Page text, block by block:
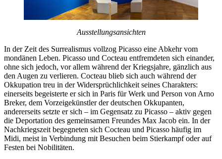
Ausstellungsansichten
In der Zeit des Surrealismus vollzog Picasso eine Abkehr vom
mondänen Leben. Picasso und Cocteau entfremdeten sich einander,
ohne sich jedoch, vor allem während der Kriegsjahre, gänzlich aus
den Augen zu verlieren. Cocteau blieb sich auch während der
Okkupation treu in der Widersprüchlichkeit seines Charakters:
einerseits begeisterte er sich in Paris für Werk und Person von Arno
Breker, dem Vorzeigekünstler der deutschen Okkupanten,
andererseits setzte er sich – im Gegensatz zu Picasso – aktiv gegen
die Deportation des gemeinsamen Freundes Max Jacob ein. In der
Nachkriegszeit begegneten sich Cocteau und Picasso häufig im
Midi, meist in Verbindung mit Besuchen beim Stierkampf oder auf
Festen bei Nobilitäten.